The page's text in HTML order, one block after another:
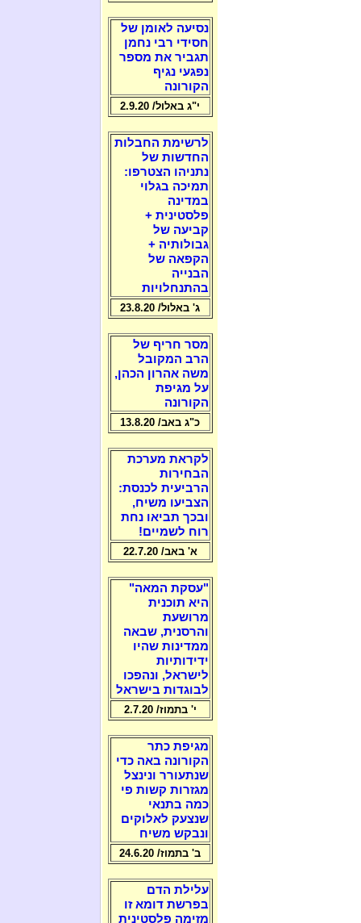
נסיעה לאומן של
חסידי רבי נחמן
תגביר את מספר
נפגעי נגיף
הקורונה
י"ג באלול/ 2.9.20
לרשימת החבלות
החדשות של
נתניהו הצטרפו:
תמיכה בגלוי
במדינה
פלסטינית +
קביעה של
גבולותיה +
הקפאה של
הבנייה
בהתנחלויות
ג' באלול/ 23.8.20
מסר חריף של
הרב המקובל
משה אהרון הכהן,
על מגיפת
הקורונה
כ"ג באב/ 13.8.20
לקראת מערכת
הבחירות
הרביעית לכנסת:
הצביעו משיח,
ובכך תביאו נחת
רוח לשמיים!
א' באב/ 22.7.20
"עסקת המאה"
היא תוכנית
מרושעת
והרסנית, שבאה
ממדינות שהיו
ידידותיות
לישראל, ונהפכו
לבוגדות בישראל
י' בתמוז/ 2.7.20
מגיפת כתר
הקורונה באה כדי
שנתעורר ונינצל
מגזרות קשות פי
כמה בתנאי
שנצעק לאלוקים
ונבקש משיח
ב' בתמוז/ 24.6.20
עלילת הדם
בפרשת דומא זו
מזימה פלסטינית